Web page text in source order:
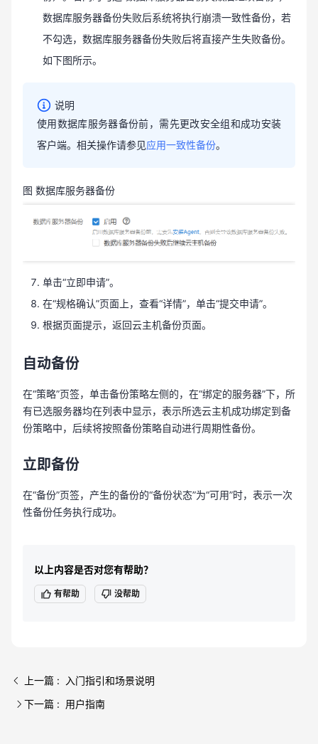
数据库服务器备份失败后系统将执行崩溃一致性备份，若
不勾选，数据库服务器备份失败后将直接产生失败备份。
如下图所示。
说明
使用 数据库服务器备份前，需先更改安全组和成功安装
客户端。相关操作请参见应用一致性备份。
图 数据库服务器备份
单击“立即申请”。
在“规格确认”页面上，查看“详情”，单击“提交申请”。
根据页面提示，返回云主机备份页面。
自动备份
在“策略”页签，单击备份策略左侧的，在“绑定的服务器”下，所
有已选服务器均在列表中显示，表示所选云主机成功绑定到备
份策略中，后续将按照备份策略自动进行周期性备份。
立即备份
在“备份”页签，产生的备份的“备份状态”为“可用”时，表示一次
性备份任务执行成功。
以上内容是否对您有帮助？
有帮助 没帮助
上一篇 : 入门指引和场景说明
下一篇 : 用户指南